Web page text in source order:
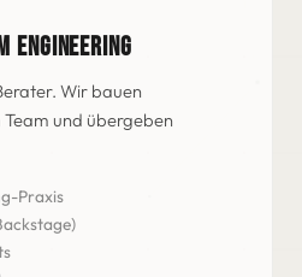
ENGINEERING
Wir bauen
und übergeben
Praxis